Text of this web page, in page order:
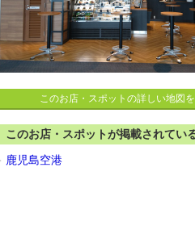
このお店・スポットの詳しい地図
このお店・スポットが掲載されてい
鹿児島空港